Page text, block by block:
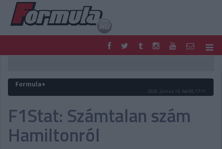
FORMULA
MOTOR
PODCAST
SHOP
LIVE
DIGITÁLIS MAGAZIN
Formula+
2026. június 15. hétfő, 17:11
F1Stat: Számtalan szám
Hamiltonról